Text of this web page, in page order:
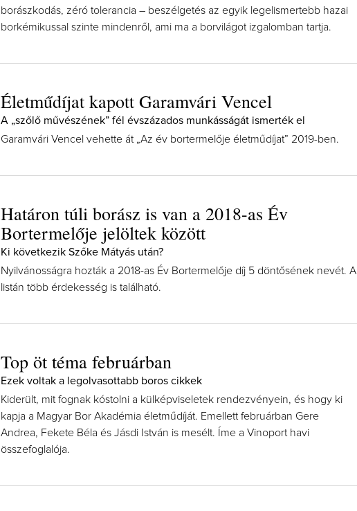
borászkodás, zéró tolerancia – beszélgetés az egyik legelismertebb hazai
borkémikussal szinte mindenről, ami ma a borvilágot izgalomban tartja.
Életműdíjat kapott Garamvári Vencel
A „szőlő művészének” fél évszázados munkásságát ismerték el
Garamvári Vencel vehette át „Az év bortermelője életműdíjat” 2019-ben.
Határon túli borász is van a 2018-as Év
Bortermelője jelöltek között
Ki következik Szőke Mátyás után?
Nyilvánosságra hozták a 2018-as Év Bortermelője díj 5 döntősének nevét. A
listán több érdekesség is található.
Top öt téma februárban
Ezek voltak a legolvasottabb boros cikkek
Kiderült, mit fognak kóstolni a külképviseletek rendezvényein, és hogy ki
kapja a Magyar Bor Akadémia életműdíját. Emellett februárban Gere
Andrea, Fekete Béla és Jásdi István is mesélt. Íme a Vinoport havi
összefoglalója.